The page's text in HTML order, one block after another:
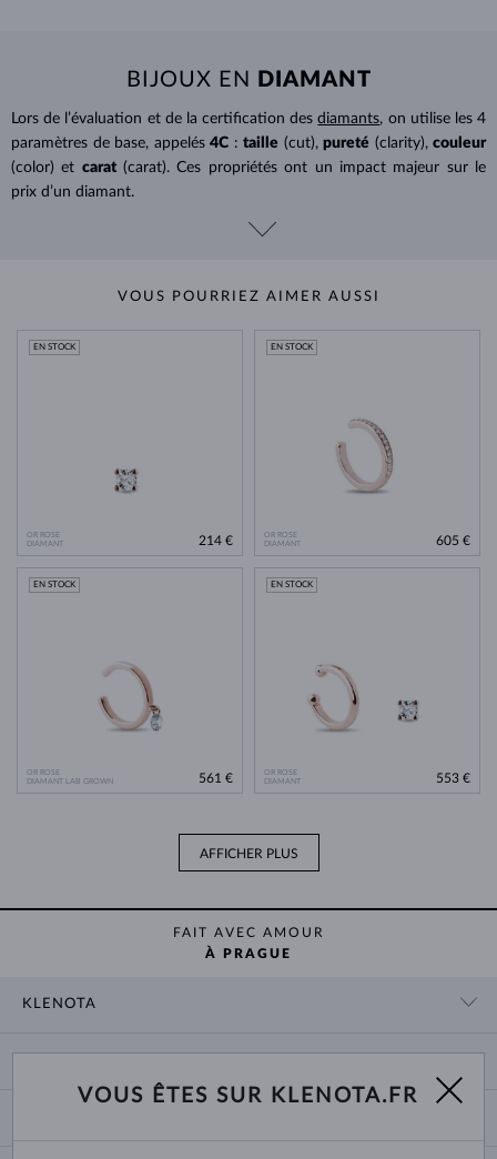
BIJOUX EN DIAMANT
Lors de l’évaluation et de la certification desdiamants, on utilise les 4
paramètres de base, appelés 4C : taille (cut), pureté (clarity), couleur
(color) et carat (carat). Ces propriétés ont un impact majeur sur le
prix d’un diamant.
VOUS POURRIEZ AIMER AUSSI
OR ROSE
DIAMANT
EN STOCK
214 €
OR ROSE
DIAMANT
EN STOCK
605 €
OR ROSE
DIAMANT LAB GROWN
EN STOCK
561 €
OR ROSE
DIAMANT
EN STOCK
553 €
AFFICHER PLUS
FAIT AVEC AMOUR
À PRAGUE
KLENOTA
NOUS CONNAÎTRE
LIVRAISON ET PAIEMENT
VOUS ÊTES SUR KLENOTA.FR